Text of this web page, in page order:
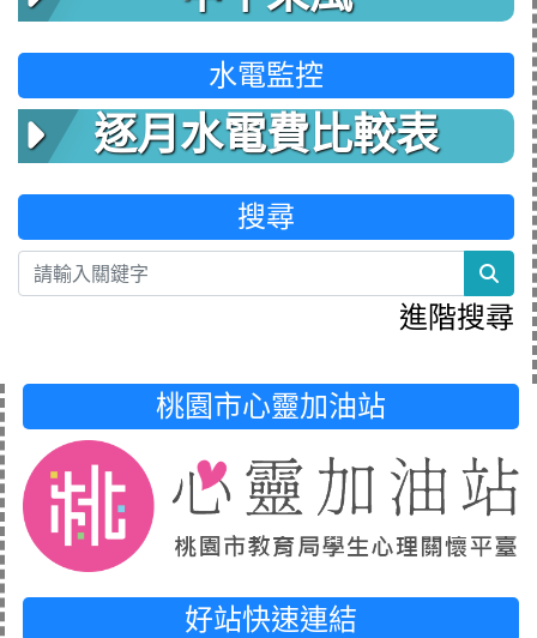
水電監控
逐月水電費比較表
搜尋
進階搜尋
桃園市心靈加油站
好站快速連結